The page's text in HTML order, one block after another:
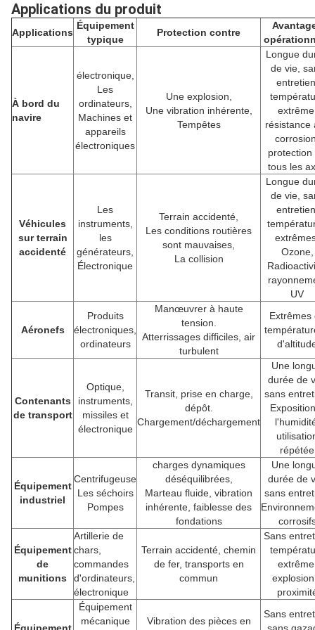
Applications du produit
Applications
Équipement
typique
Protection contre
À bord du
navire
électronique,
Les
ordinateurs,
Machines et
appareils
électroniques
Une explosion,
Une vibration inhérente,
Tempêtes
Longue
de vie,
résistance
protection
tous les
Véhicules
sur terrain
accidenté
Les
instruments,
les
générateurs,
Électronique
Terrain accidenté,
Les conditions routières
sont mauvaises,
La collision
Longue
de vie,
Ozone,
UV
Aéronefs
Produits
électroniques,
ordinateurs
Manœuvrer à haute
tension.
Atterrissages difficiles, air
turbulent
Extrêmes
Contenants
de transport
Optique,
instruments,
missiles et
électronique
Transit, prise en charge,
dépôt.
Chargement/déchargement
Une
durée de
sans
répétée
Équipement
industriel
Centrifugeuse
Les séchoirs
Pompes
charges dynamiques
déséquilibrées,
Marteau fluide, vibration
inhérente, faiblesse des
fondations
Une
durée de
sans
Équipement
de
munitions
Artillerie de
chars,
commandes
d'ordinateurs,
électronique
Terrain accidenté, chemin
de fer, transports en
commun
Sans
Équipement
mécanique
Vibration des pièces en
Sans